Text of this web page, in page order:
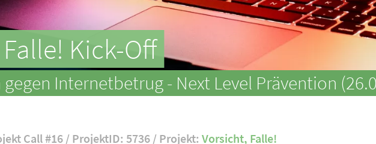
Kick-Off
Internetbetrug - Next Level Prävention
Call #16 / ProjektID: 5736 / Projekt: Vorsicht, Falle!